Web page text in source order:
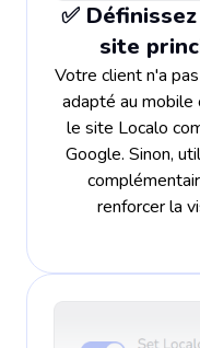
✅
site
Votre client n'a
adapté au
le site Localo
Google. Sinon,
renforcer la